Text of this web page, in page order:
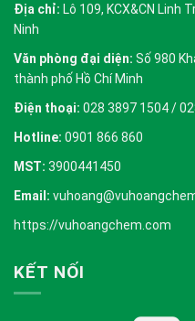
Địa chỉ: Lô 109, KCX&CN Linh
Ninh
Văn phòng đại diện: Số 980
thành phố Hồ Chí Minh
Điện thoại: 028 3897 1504 /
Hotline: 0901 866 860
MST: 3900441450
Email:
https://vuhoangchem.com
KẾT NỐI